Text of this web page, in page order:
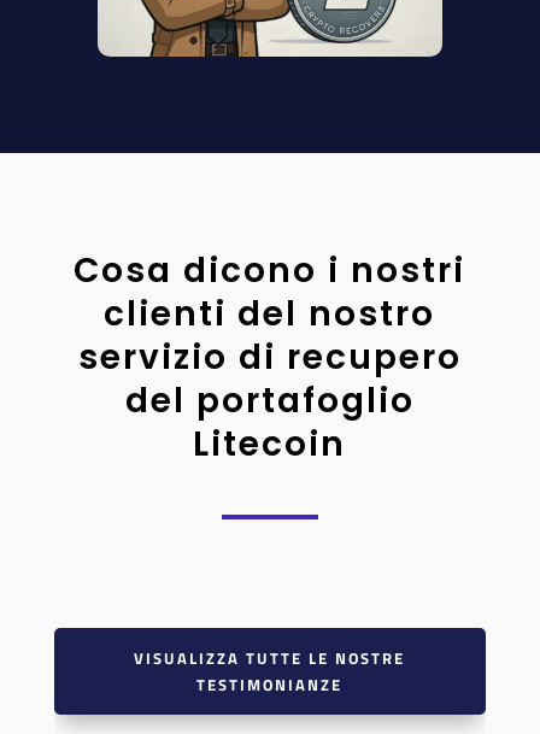
Cosa dicono i nostri
clienti del nostro
servizio di recupero
del portafoglio
Litecoin
VISUALIZZA TUTTE LE NOSTRE
TESTIMONIANZE